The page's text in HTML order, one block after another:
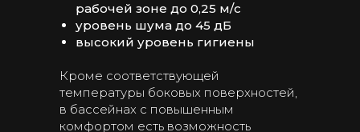
рабочей зоне до 0,25 м/с
уровень шума до 45 дБ
высокий уровень гигиены
Кроме соответствующей
температуры боковых поверхностей,
в бассейнах с повышенным
комфортом есть возможность